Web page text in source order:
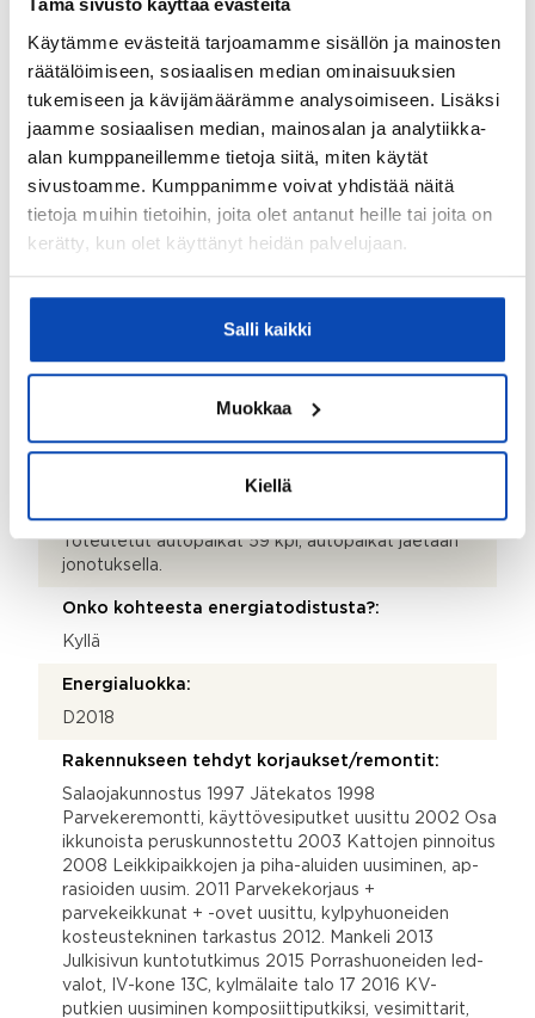
Tämä sivusto käyttää evästeitä
Käytämme evästeitä tarjoamamme sisällön ja mainosten
räätälöimiseen, sosiaalisen median ominaisuuksien
tukemiseen ja kävijämäärämme analysoimiseen. Lisäksi
jaamme sosiaalisen median, mainosalan ja analytiikka-
alan kumppaneillemme tietoja siitä, miten käytät
sivustoamme. Kumppanimme voivat yhdistää näitä
tietoja muihin tietoihin, joita olet antanut heille tai joita on
kerätty, kun olet käyttänyt heidän palvelujaan.
Salli kaikki
Muokkaa
Kiellä
Lämmitysjärjestelmä:
Kaukolämpö
Hissi:
Ei
Taloyhtiössä sauna:
Väestönsuoja, jäähdytetty kellari, kellarikomero,
Toteutetut autopaikat 59 kpl, autopaikat jaetaan
jonotuksella.
Onko kohteesta energiatodistusta?:
Kyllä
Energialuokka:
D2018
Rakennukseen tehdyt korjaukset/remontit:
Salaojakunnostus 1997 Jätekatos 1998
Parvekeremontti, käyttövesiputket uusittu 2002 Osa
ikkunoista peruskunnostettu 2003 Kattojen pinnoitus
2008 Leikkipaikkojen ja piha-aluiden uusiminen, ap-
rasioiden uusim. 2011 Parvekekorjaus +
parvekeikkunat + -ovet uusittu, kylpyhuoneiden
kosteustekninen tarkastus 2012. Mankeli 2013
Julkisivun kuntotutkimus 2015 Porrashuoneiden led-
valot, IV-kone 13C, kylmälaite talo 17 2016 KV-
putkien uusiminen komposiittiputkiksi, vesimittarit,